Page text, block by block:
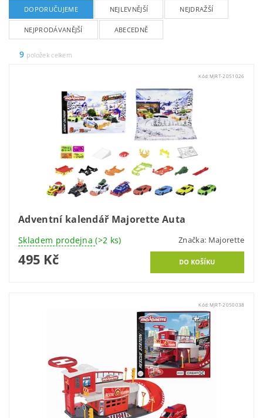
DOPORUČUJEME NEJLEVNĚJŠÍ NEJDRAŽŠÍ
NEJPRODÁVANĚJŠÍ ABECEDNĚ
9 položek celkem
Kód: MJRT-2051026
Adventní kalendář Majorette Auta
Skladem prodejna(>2 ks) Značka: Majorette
495 Kč
Kód: MJRT-2050038